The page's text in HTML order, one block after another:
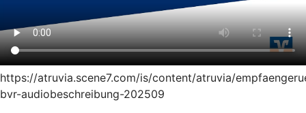
https://atruvia.scene7.com/is/content/atruvia/
bvr-audiobeschreibung-202509